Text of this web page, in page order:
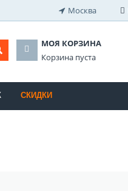
Москва
МОЯ КОРЗИНА
Корзина пуста
СКИДКИ